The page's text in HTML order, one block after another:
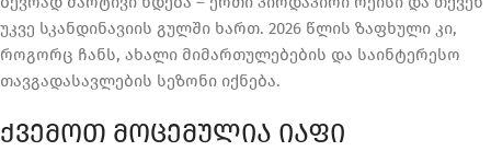
უკვე სკანდინავიის გულში ხართ. 2026 წლის ზაფხული კი,
როგორც ჩანს, ახალი მიმართულებების და საინტერესო
თავგადასავლების სეზონი იქნება.
ᲥᲕᲔᲛᲝᲗ ᲛᲝᲪᲔᲛᲣᲚᲘᲐ ᲘᲐᲤᲘ